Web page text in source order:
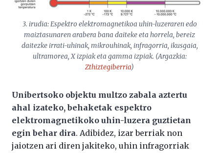
3. irudia: Espektro elektromagnetikoa uhin-luzeraren edo
maiztasunaren arabera bana daiteke eta horrela, bereiz
daitezke irrati-uhinak, mikrouhinak, infragorria, ikusgaia,
ultramorea, X izpiak eta gamma izpiak. (Argazkia:
Zthiztegiberria)
Unibertsoko objektu multzo zabala aztertu
ahal izateko, behaketak espektro
elektromagnetikoko uhin-luzera guztietan
egin behar dira. Adibidez, izar berriak non
jaiotzen ari diren jakiteko, uhin infragorriak